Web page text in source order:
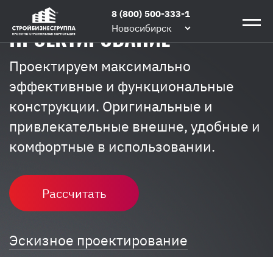
8 (800) 500-333-1
Новосибирск
ГЕНЕРАЛЬНОЕ
ПРОЕКТИРОВАНИЕ
Проектируем максимально
эффективные и функциональные
конструкции. Оригинальные и
привлекательные внешне, удобные и
комфортные в использовании.
Рассчитать
Эскизное проектирование